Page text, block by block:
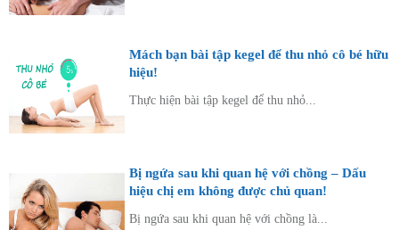
Mách bạn bài tập kegel để thu nhỏ cô bé hữu
hiệu!
Thực hiện bài tập kegel để thu nhỏ...
Bị ngứa sau khi quan hệ với chồng – Dấu
hiệu chị em không được chủ quan!
Bị ngứa sau khi quan hệ với chồng là...